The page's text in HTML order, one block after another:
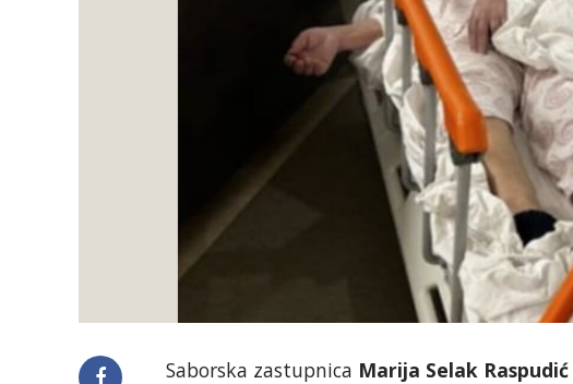
Saborska zastupnica Marija Selak Raspudić